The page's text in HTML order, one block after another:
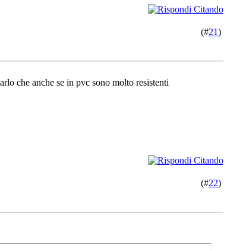
(#21)
che anche se in pvc sono molto resistenti
(#22)